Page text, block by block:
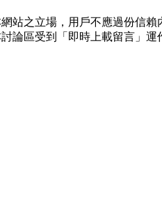
站之立場，用戶不應過份信
論區受到「即時上載留言」